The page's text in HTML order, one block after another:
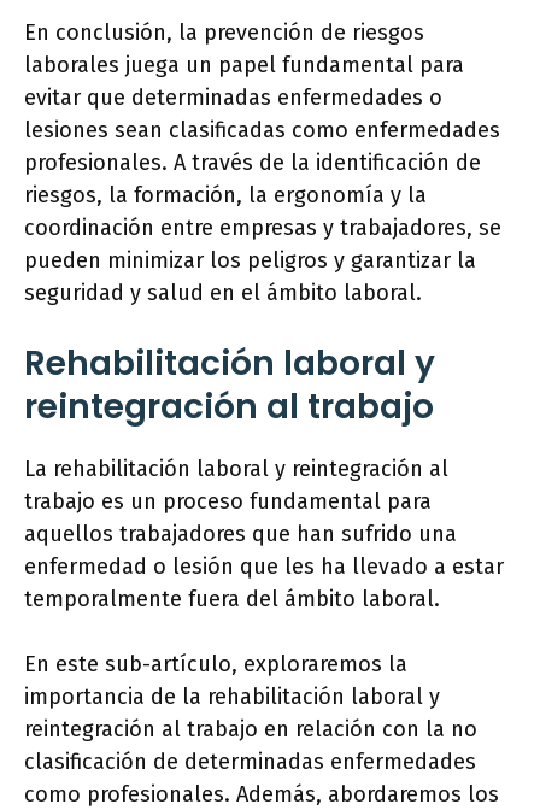
En conclusión, la prevención de riesgos
laborales juega un papel fundamental para
evitar que determinadas enfermedades o
lesiones sean clasificadas como enfermedades
profesionales. A través de la identificación de
riesgos, la formación, la ergonomía y la
coordinación entre empresas y trabajadores, se
pueden minimizar los peligros y garantizar la
seguridad y salud en el ámbito laboral.
Rehabilitación laboral y
reintegración al trabajo
La rehabilitación laboral y reintegración al
trabajo es un proceso fundamental para
aquellos trabajadores que han sufrido una
enfermedad o lesión que les ha llevado a estar
temporalmente fuera del ámbito laboral.
En este sub-artículo, exploraremos la
importancia de la rehabilitación laboral y
reintegración al trabajo en relación con la no
clasificación de determinadas enfermedades
como profesionales. Además, abordaremos los